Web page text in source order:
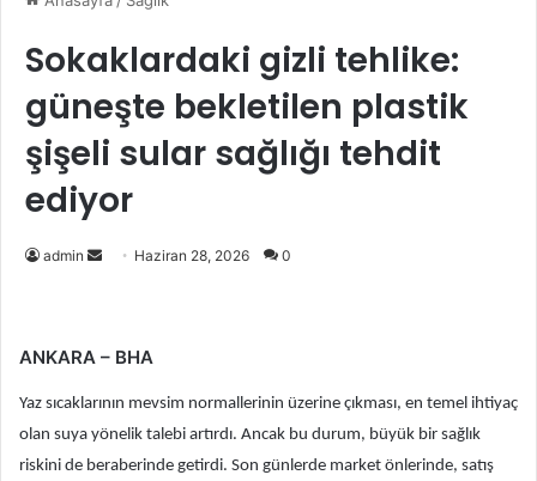
Sokaklardaki gizli tehlike:
güneşte bekletilen plastik
şişeli sular sağlığı tehdit
ediyor
admin
Bir
Haziran 28, 2026 0
ANKARA – BHA
Yaz sıcaklarının mevsim normallerinin üzerine çıkması, en temel ihtiyaç
olan suya yönelik talebi artırdı. Ancak bu durum, büyük bir sağlık
riskini de beraberinde getirdi. Son günlerde market önlerinde, satış